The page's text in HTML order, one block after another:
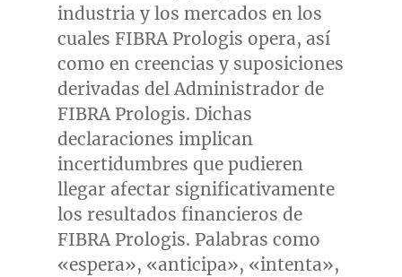
industria y los mercados en los
cuales FIBRA Prologis opera, así
como en creencias y suposiciones
derivadas del Administrador de
FIBRA Prologis. Dichas
declaraciones implican
incertidumbres que pudieren
llegar afectar significativamente
los resultados financieros de
FIBRA Prologis. Palabras como
«espera», «anticipa», «intenta»,